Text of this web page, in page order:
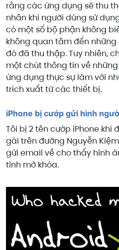
rằng các ứng dụng sẽ thu
nhân khi người dùng sử
có một số bộ phận không
không quan tâm đến
đó đã thu thập. Tuy nhiên,
một chút thông tin về
ứng dụng thực sự làm với
trích xuất từ các thiết bị.
iPhone bị cướp gửi hình
Tôi bị 2 tên cướp iPhone khi
gái trên đường Nguyễn
gửi email về cho thấy hình
tình mở khóa.